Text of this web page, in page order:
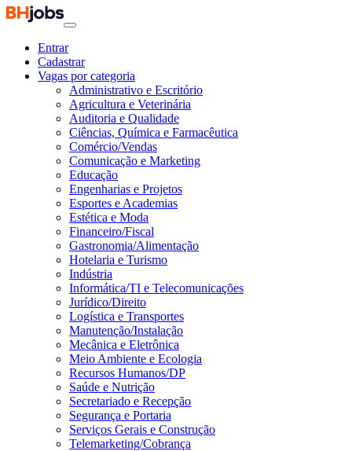
Entrar
Cadastrar
Vagas por categoria
Administrativo e Escritório
Agricultura e Veterinária
Auditoria e Qualidade
Ciências, Química e Farmacêutica
Comércio/Vendas
Comunicação e Marketing
Educação
Engenharias e Projetos
Esportes e Academias
Estética e Moda
Financeiro/Fiscal
Gastronomia/Alimentação
Hotelaria e Turismo
Indústria
Informática/TI e Telecomunicações
Jurídico/Direito
Logística e Transportes
Manutenção/Instalação
Mecânica e Eletrônica
Meio Ambiente e Ecologia
Recursos Humanos/DP
Saúde e Nutrição
Secretariado e Recepção
Segurança e Portaria
Serviços Gerais e Construção
Telemarketing/Cobrança